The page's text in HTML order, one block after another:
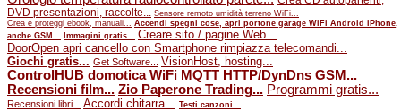
DVD presentazioni, raccolte... Sensore remoto umidità terreno WiFi...
Crea e proteggi ebook, manuali... Accendi spegni cose, apri portone garage WiFi Android iPhone,
anche GSM...
Immagini gratis... Creare sito / pagine Web...
DoorOpen apri cancello con Smartphone rimpiazza telecomandi...
Giochi gratis... Get Software... VisionHost, hosting...
ControlHUB domotica WiFi MQTT HTTP/DynDns GSM...
Recensioni film... Zio Paperone Trading... Programmi gratis...
Recensioni libri... Accordi chitarra... Testi canzoni...